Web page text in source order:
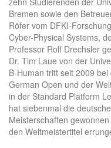
Bremen sowie den
Röfer vom DFKI-
Cyber-Physical Systems,
Professor Rolf Drechsler
Dr. Tim Laue von der
B-Human tritt seit 2009
German Open und der
in der Standard Platform
hat siebenmal die
Meisterschaften
den Weltmeistertitel